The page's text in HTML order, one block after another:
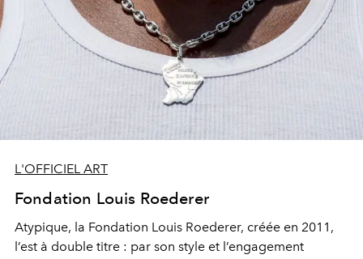
L'OFFICIEL ART
Fondation Louis Roederer
Atypique, la Fondation Louis Roederer, créée en 2011,
l’est à double titre : par son style et l’engagement